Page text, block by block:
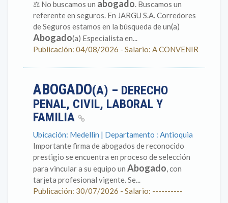
⚖️ No buscamos un abogado. Buscamos un
referente en seguros. En JARGU S.A. Corredores
de Seguros estamos en la búsqueda de un(a)
Abogado(a) Especialista en...
Publicación: 04/08/2026 - Salario: A CONVENIR
ABOGADO(A) – DERECHO
PENAL, CIVIL, LABORAL Y
FAMILIA
Ubicación: Medellin | Departamento : Antioquia
Importante firma de abogados de reconocido
prestigio se encuentra en proceso de selección
para vincular a su equipo un Abogado, con
tarjeta profesional vigente. Se...
Publicación: 30/07/2026 - Salario: ----------